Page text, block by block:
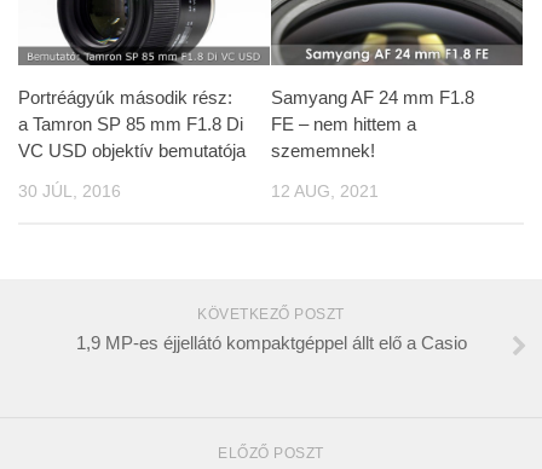
Portréágyúk második rész:
a Tamron SP 85 mm F1.8 Di
VC USD objektív bemutatója
30 JÚL, 2016
Samyang AF 24 mm F1.8
FE – nem hittem a
szememnek!
12 AUG, 2021
KÖVETKEZŐ POSZT
1,9 MP-es éjjellátó kompaktgéppel állt elő a Casio
ELŐZŐ POSZT